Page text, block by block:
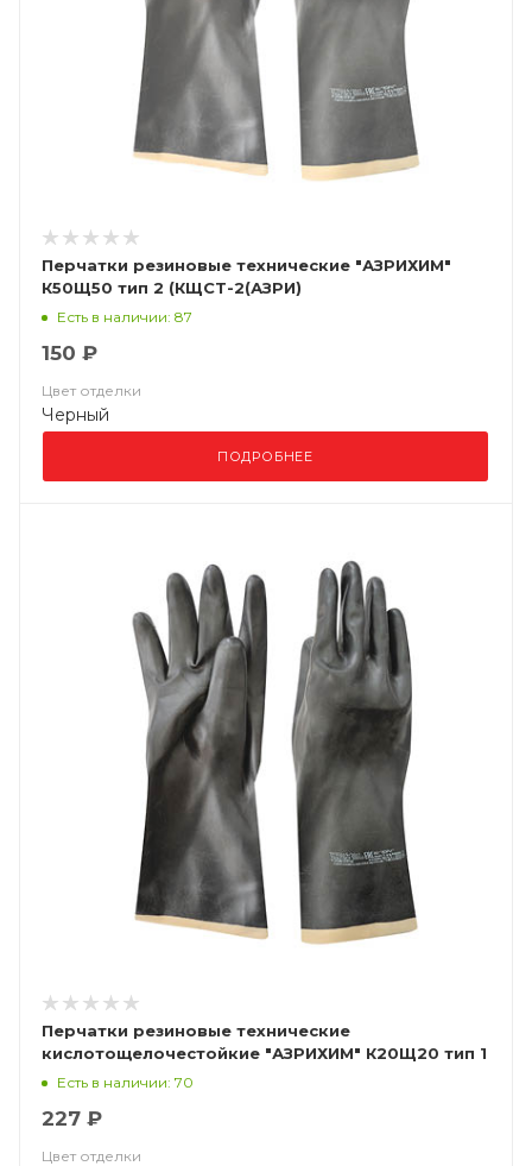
Перчатки резиновые технические "АЗРИХИМ"
К50Щ50 тип 2 (КЩСТ-2(АЗРИ)
Есть в наличии: 87
150 ₽
Цвет отделки
Черный
ПОДРОБНЕЕ
Перчатки резиновые технические
кислотощелочестойкие "АЗРИХИМ" К20Щ20 тип 1
Есть в наличии: 70
227 ₽
Цвет отделки